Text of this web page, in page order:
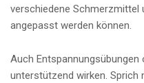
verschiedene Schmerzmittel
angepasst werden können.
Auch Entspannungsübungen
unterstützend wirken. Sprich